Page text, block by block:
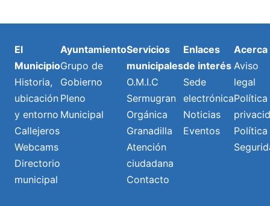
El
Municipio
Historia,
ubicación
y entorno
Callejeros
Webcams
Directorio
municipal
Ayuntamiento
Grupo de
Gobierno
Pleno
Municipal
Servicios
municipales
O.M.I.C
Sermugran
Orgánica
Granadilla
Atención
ciudadana
Contacto
Enlaces
de interés
Sede
electrónica
Noticias
Eventos
Acerca
Aviso
legal
Política
Política